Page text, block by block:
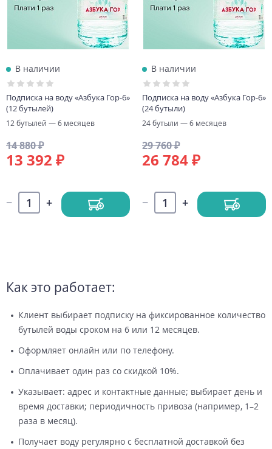
В наличии
Подписка на воду «Азбука Гор-6»
(12 бутылей)
12 бутылей — 6 месяцев
14 880 ₽
13 392 ₽
В наличии
Подписка на воду «Азбука Гор-6»
(24 бутыли)
24 бутыли — 6 месяцев
29 760 ₽
26 784 ₽
Как это работает:
Клиент выбирает подписку на фиксированное количество
бутылей воды сроком на 6 или 12 месяцев.
Оформляет онлайн или по телефону.
Оплачивает один раз со скидкой 10%.
Указывает: адрес и контактные данные; выбирает день и
время доставки; периодичность привоза (например, 1–2
раза в месяц).
Получает воду регулярно с бесплатной доставкой без